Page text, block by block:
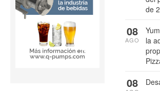
de
la
08
AGO
08